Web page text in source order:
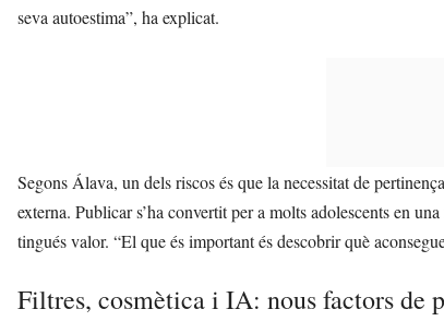
seva autoestima”, ha explicat.
Segons Álava, un dels riscos és que la necessitat de
externa. Publicar s’ha convertit per a molts adolescents en
tingués valor. “El que és important és descobrir què
Filtres, cosmètica i IA: nous factors de